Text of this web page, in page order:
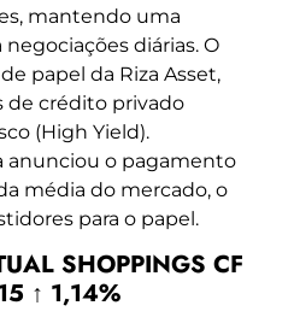
mantendo uma
diárias. O
papel da Riza Asset,
de crédito privado
(High Yield).
anunciou o pagamento
média do mercado, o
para o papel.
SHOPPINGS CF
↑ 1,14%